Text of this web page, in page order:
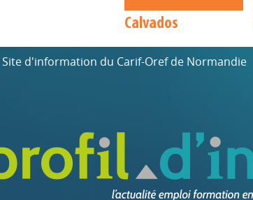
Calvados
Site d'information du Carif-Oref de Normandie